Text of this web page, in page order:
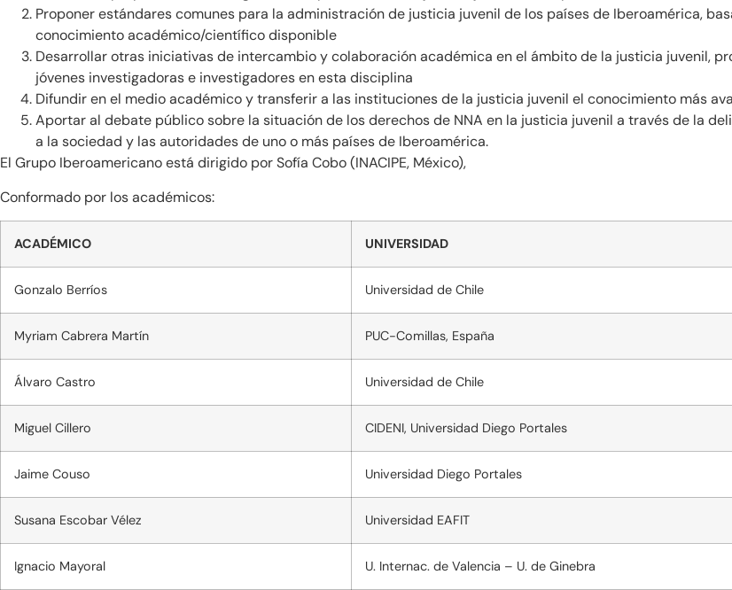
Proponer estándares comunes para la administración de justicia juvenil de los países de Iberoamérica,
conocimiento académico/científico disponible
Desarrollar otras iniciativas de intercambio y colaboración académica en el ámbito de la justicia juvenil,
jóvenes investigadoras e investigadores en esta disciplina
Difundir en el medio académico y transferir a las instituciones de la justicia juvenil el conocimiento más
Aportar al debate público sobre la situación de los derechos de NNA en la justicia juvenil a través de la
a la sociedad y las autoridades de uno o más países de Iberoamérica.
El Grupo Iberoamericano está dirigido por Sofía Cobo (INACIPE, México),
Conformado por los académicos:
ACADÉMICO UNIVERSIDAD
Gonzalo Berríos Universidad de Chile
Myriam Cabrera Martín PUC-Comillas, España
Álvaro Castro Universidad de Chile
Miguel Cillero CIDENI, Universidad Diego Portales
Jaime Couso Universidad Diego Portales
Susana Escobar Vélez Universidad EAFIT
Ignacio Mayoral U. Internac. de Valencia – U. de Ginebra